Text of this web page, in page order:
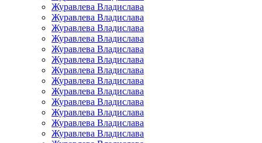
Журавлева Владислава
Журавлева Владислава
Журавлева Владислава
Журавлева Владислава
Журавлева Владислава
Журавлева Владислава
Журавлева Владислава
Журавлева Владислава
Журавлева Владислава
Журавлева Владислава
Журавлева Владислава
Журавлева Владислава
Журавлева Владислава